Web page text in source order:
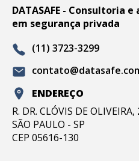
DATASAFE - Consultoria
em segurança privada
(11) 3723-3299
ENDEREÇO
R. DR. CLÓVIS DE
SÃO PAULO - SP
CEP 05616-130